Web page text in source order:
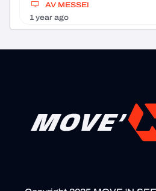
AV MESSEI
1 year ago